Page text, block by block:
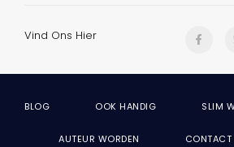
Vind Ons Hier
BLOG OOK HANDIG SLIM
AUTEUR WORDEN CONTACT